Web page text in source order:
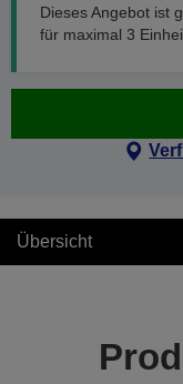
Dieses Angebot ist
für maximal 3
Übersicht